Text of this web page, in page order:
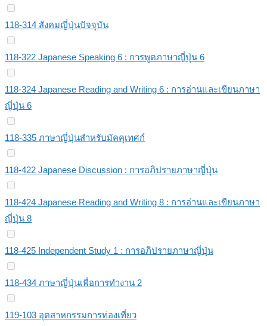
118-314 สังคมญี่ปุ่นปัจจุบัน
118-322 Japanese Speaking 6 : การพูดภาษาญี่ปุ่น 6
118-324 Japanese Reading and Writing 6 : การอ่านและเขียนภาษา
ญี่ปุ่น 6
118-335 ภาษาญี่ปุ่นสำหรับมัคคุเทศก์
118-422 Japanese Discussion : การอภิปรายภาษาญี่ปุ่น
118-424 Japanese Reading and Writing 8 : การอ่านและเขียนภาษา
ญี่ปุ่น 8
118-425 Independent Study 1 : การอภิปรายภาษาญี่ปุ่น
118-434 ภาษาญี่ปุ่นเพื่อการทำงาน 2
119-103 อุตสาหกรรมการท่องเที่ยว